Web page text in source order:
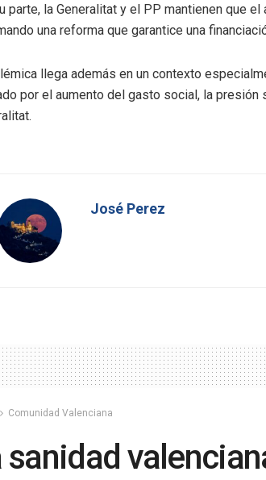
parte, la Generalitat y el PP mantienen que
una reforma que garantice una
llega además en un contexto
por el aumento del gasto social, la
José Perez
Comunidad Valenciana
sanidad